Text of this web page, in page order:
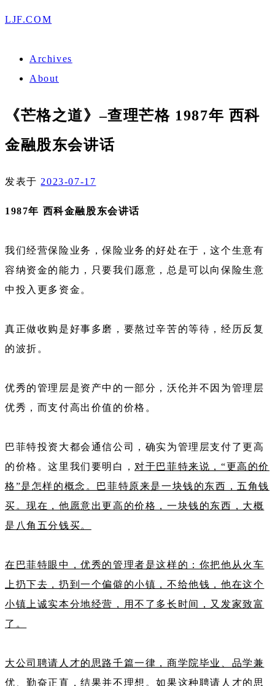
LJF.COM
Archives
About
《芒格之道》–查理芒格 1987年 西科
金融股东会讲话
发表于 2023-07-17
1987年 西科金融股东会讲话
我们经营保险业务，保险业务的好处在于，这个生意有
容纳资金的能力，只要我们愿意，总是可以向保险生意
中投入更多资金。
真正做收购是好事多磨，要熬过辛苦的等待，经历反复
的波折。
优秀的管理层是资产中的一部分，沃伦并不因为管理层
优秀，而支付高出价值的价格。
巴菲特投资大都会通信公司，确实为管理层支付了更高
的价格。这里我们要明白， 对于巴菲特来说，“更高的价
格”是怎样的概念。巴菲特原来是一块钱的东西，五角钱
买。现在，他愿意出更高的价格，一块钱的东西，大概
是八角五分钱买。
在巴菲特眼中，优秀的管理者是这样的：你把他从火车
上扔下去，扔到一个偏僻的小镇，不给他钱，他在这个
小镇上诚实本分地经营，用不了多长时间，又发家致富
了。
大公司聘请人才的思路千篇一律，商学院毕业、品学兼
优、勤奋正直，结果并不理想。如果这种聘请人才的思